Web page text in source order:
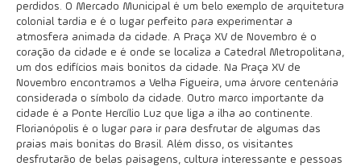
perdidos. O Mercado Municipal é um belo exemplo de arquitetura
colonial tardia e é o lugar perfeito para experimentar a
atmosfera animada da cidade. A Praça XV de Novembro é o
coração da cidade e é onde se localiza a Catedral Metropolitana,
um dos edifícios mais bonitos da cidade. Na Praça XV de
Novembro encontramos a Velha Figueira, uma árvore centenária
considerada o símbolo da cidade. Outro marco importante da
cidade é a Ponte Hercílio Luz que liga a ilha ao continente.
Florianópolis é o lugar para ir para desfrutar de algumas das
praias mais bonitas do Brasil. Além disso, os visitantes
desfrutarão de belas paisagens, cultura interessante e pessoas